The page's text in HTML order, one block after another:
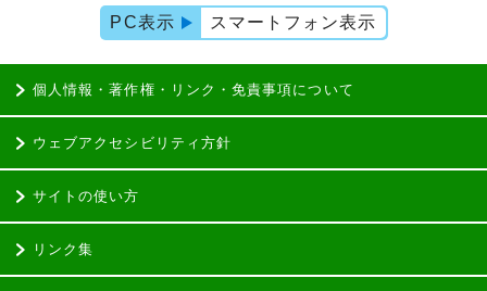
PC表示 スマートフォン表示
個人情報・著作権・リンク・免責事項について
ウェブアクセシビリティ方針
サイトの使い方
リンク集